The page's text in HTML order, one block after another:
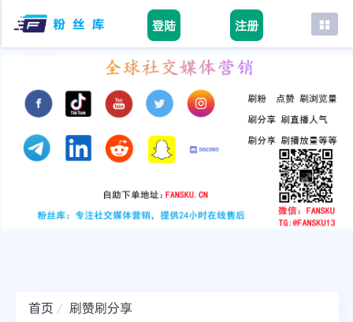
登陆 注册
首页
tiktok
youtube
instagram
首页
刷赞刷分享